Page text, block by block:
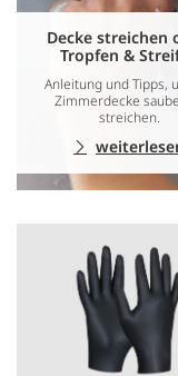
Decke streichen
Tropfen &
Anleitung und Tipps,
Zimmerdecke
streichen.